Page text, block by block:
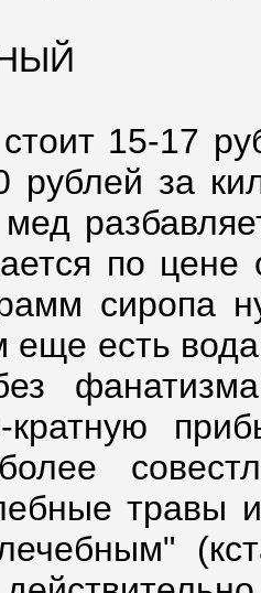
15-17
рублей за
мед
по цене
сиропа
еще есть
травы